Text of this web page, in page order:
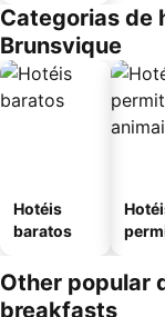
Categorias de
Brunsvique
Hotéis
baratos
Other popular
breakfasts